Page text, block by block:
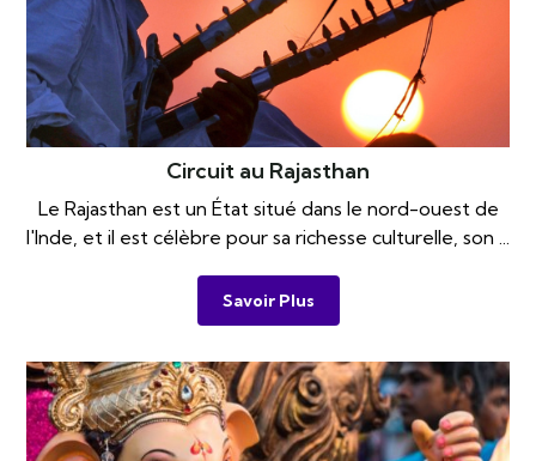
Circuit au Rajasthan
Le Rajasthan est un État situé dans le nord-ouest de
l'Inde, et il est célèbre pour sa richesse culturelle, son ...
Savoir Plus